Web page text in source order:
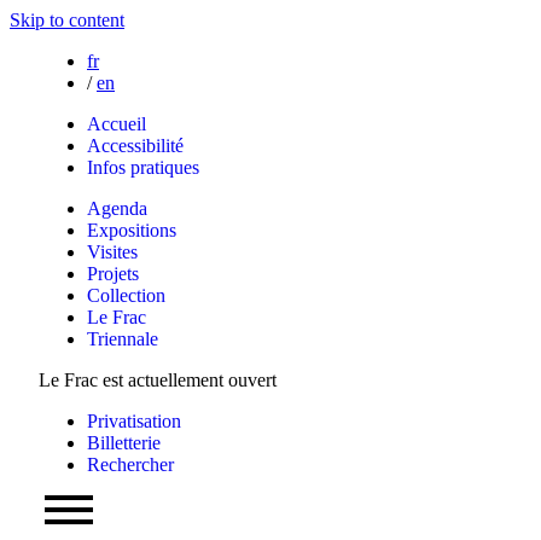
Skip to content
fr
/ en
Accueil
Accessibilité
Infos pratiques
Agenda
Expositions
Visites
Projets
Collection
Le Frac
Triennale
Le Frac est actuellement ouvert
Privatisation
Billetterie
Rechercher